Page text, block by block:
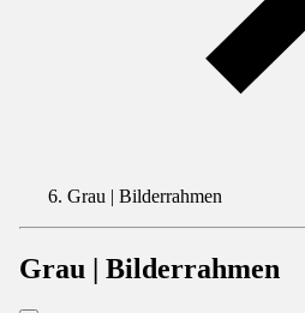
Grau | Bilderrahmen
Grau | Bilderrahmen